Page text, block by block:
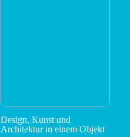
Design, Kunst und
Architektur in einem Objekt